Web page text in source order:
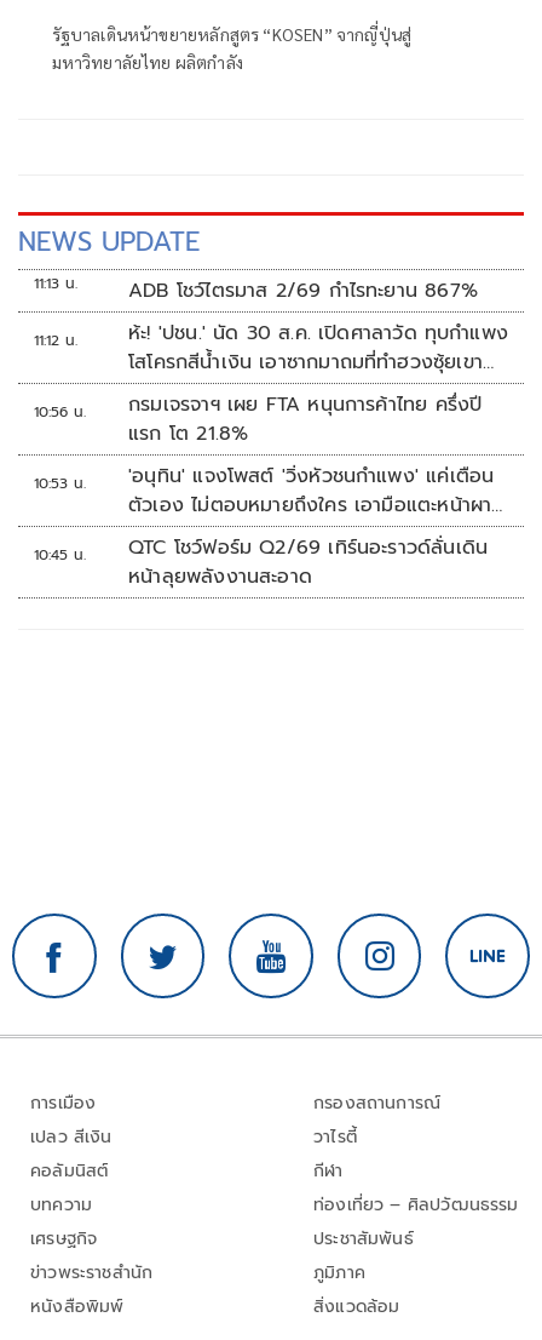
รัฐบาลเดินหน้าขยายหลักสูตร “KOSEN” จากญี่ปุ่นสู่
มหาวิทยาลัยไทย ผลิตกำลัง
NEWS UPDATE
11:13 น. ADB โชว์ไตรมาส 2/69 กำไรทะยาน 867%
11:12 น.
ห้ะ! 'ปชน.' นัด 30 ส.ค. เปิดศาลาวัด ทุบกำแพง
โสโครกสีน้ำเงิน เอาซากมาถมที่ทำฮวงซุ้ยเขา
กระโดง
10:56 น.
กรมเจรจาฯ เผย FTA หนุนการค้าไทย ครึ่งปี
แรก โต 21.8%
10:53 น.
'อนุทิน' แจงโพสต์ 'วิ่งหัวชนกำแพง' แค่เตือน
ตัวเอง ไม่ตอบหมายถึงใคร เอามือแตะหน้าผา
กบอก 'หัวโน'
10:45 น.
QTC โชว์ฟอร์ม Q2/69 เทิร์นอะราวด์ลั่นเดิน
หน้าลุยพลังงานสะอาด
การเมือง
เปลว สีเงิน
คอลัมนิสต์
บทความ
เศรษฐกิจ
ข่าวพระราชสำนัก
หนังสือพิมพ์
กรองสถานการณ์
วาไรตี้
กีฬา
ท่องเที่ยว – ศิลปวัฒนธรรม
ประชาสัมพันธ์
ภูมิภาค
สิ่งแวดล้อม